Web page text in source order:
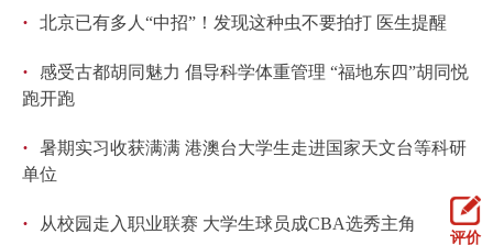
· 北京已有多人“中招”！发现这种虫不要拍打 医生提醒
·
感受古都胡同魅力 倡导科学体重管理 “福地东四”胡同悦
跑开跑
·
暑期实习收获满满 港澳台大学生走进国家天文台等科研
单位
· 从校园走入职业联赛 大学生球员成CBA选秀主角
评价